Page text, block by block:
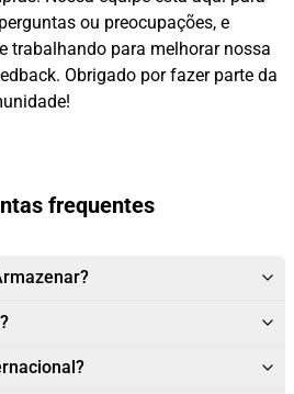
ou preocupações, e
trabalhando para melhorar nossa
Obrigado por fazer parte da
frequentes